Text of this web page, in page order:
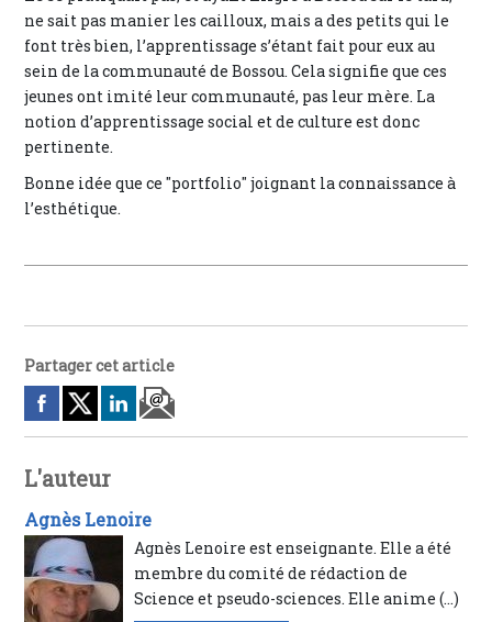
ne sait pas manier les cailloux, mais a des petits qui le
font très bien, l’apprentissage s’étant fait pour eux au
sein de la communauté de Bossou. Cela signifie que ces
jeunes ont imité leur communauté, pas leur mère. La
notion d’apprentissage social et de culture est donc
pertinente.
Bonne idée que ce "portfolio" joignant la connaissance à
l’esthétique.
Partager cet article
L'auteur
Agnès Lenoire
Agnès Lenoire est enseignante. Elle a été
membre du comité de rédaction de
Science et pseudo-sciences. Elle anime (…)